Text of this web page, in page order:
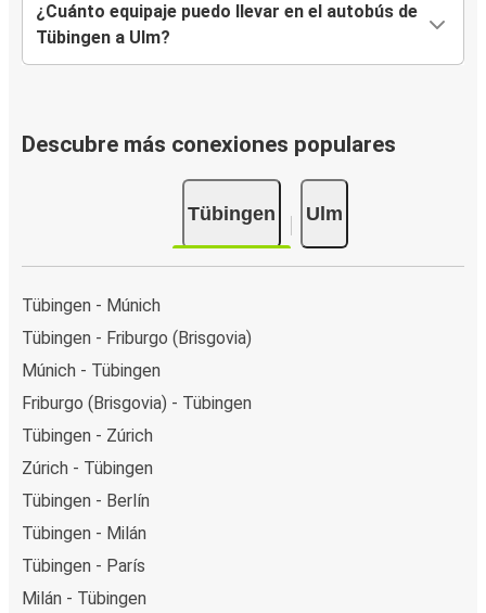
¿Cuánto equipaje puedo llevar en el autobús de
Tübingen a Ulm?
Descubre más conexiones populares
Tübingen Ulm
Tübingen - Múnich
Tübingen - Friburgo (Brisgovia)
Múnich - Tübingen
Friburgo (Brisgovia) - Tübingen
Tübingen - Zúrich
Zúrich - Tübingen
Tübingen - Berlín
Tübingen - Milán
Tübingen - París
Milán - Tübingen